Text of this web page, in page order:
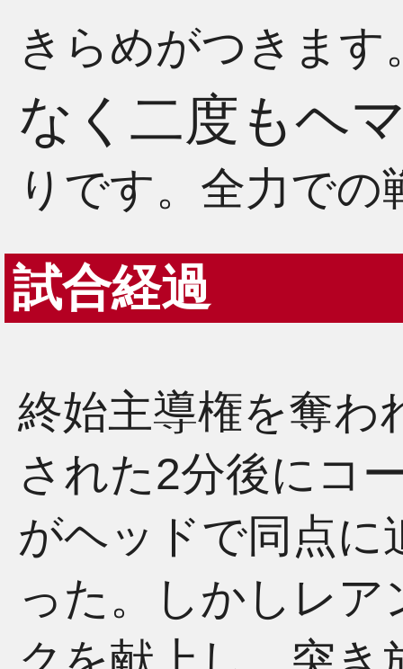
きらめがつきます
なく二度もヘ
りです。全力で
試合経過
終始主導権を奪わ
された2分後にコ
がヘッドで同点
った。しかしレ